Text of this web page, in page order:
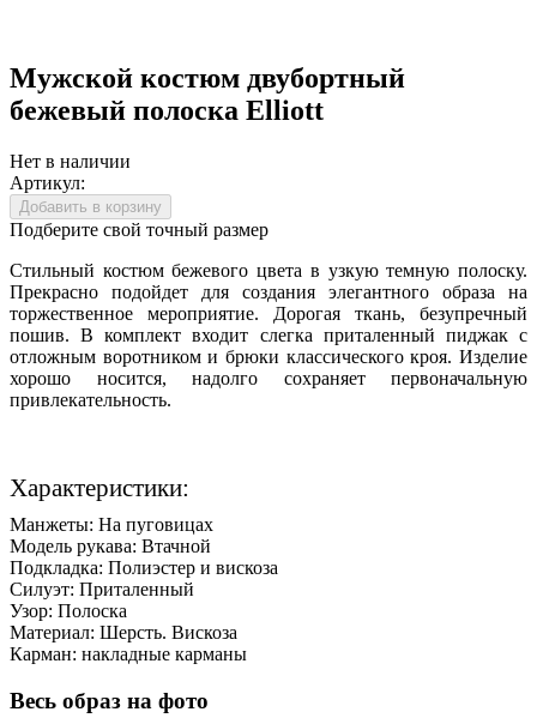
Мужской костюм двубортный
бежевый полоска Elliott
Нет в наличии
Артикул:
Добавить в корзину
Подберите свой точный размер
Стильный костюм бежевого цвета в узкую темную полоску.
Прекрасно подойдет для создания элегантного образа на
торжественное мероприятие. Дорогая ткань, безупречный
пошив. В комплект входит слегка приталенный пиджак с
отложным воротником и брюки классического кроя. Изделие
хорошо носится, надолго сохраняет первоначальную
привлекательность.
Характеристики:
Манжеты: На пуговицах
Модель рукава: Втачной
Подкладка: Полиэстер и вискоза
Силуэт: Приталенный
Узор: Полоска
Материал: Шерсть. Вискоза
Карман: накладные карманы
Весь образ на фото